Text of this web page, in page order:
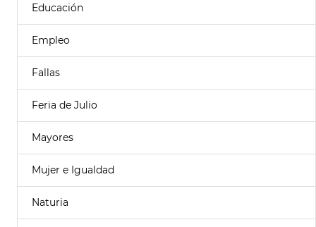
Educación
Empleo
Fallas
Feria de Julio
Mayores
Mujer e Igualdad
Naturia